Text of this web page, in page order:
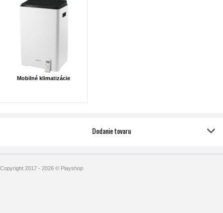
Mobilné klimatizácie
Dodanie tovaru
Copyright 2017 - 2026 © Playshop